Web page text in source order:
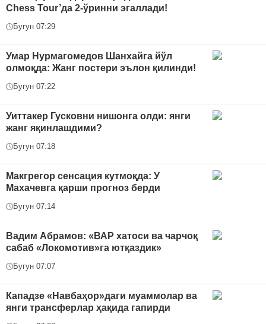
Chess Tour’да 2-ўринни эгаллади!
Бугун 07:29
Умар Нурмагомедов Шанхайга йўл
олмоқда: Жанг постери эълон қилинди!
Бугун 07:22
Уиттакер Гусковни нишонга олди: янги
жанг яқинлашдими?
Бугун 07:18
Макгрегор сенсация кутмоқда: У
Махачевга қарши прогноз берди
Бугун 07:14
Вадим Абрамов: «ВАР хатоси ва чарчоқ
сабаб «Локомотив»га ютқаздик»
Бугун 07:07
Кападзе «Навбаҳор»даги муаммолар ва
янги трансферлар ҳақида гапирди